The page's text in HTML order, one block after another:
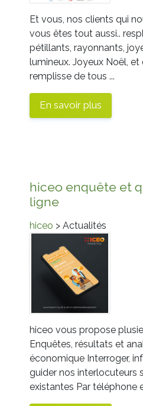
Et vous, nos clients qui
vous êtes tout aussi..
pétillants, rayonnants,
lumineux. Joyeux Noël,
remplisse de tous ...
En savoir plus
hiceo enquête et
ligne
hiceo > Actualités
hiceo vous propose
Enquêtes, résultats et
économique Interroger,
guider nos interlocuteurs
existantes Par téléphone